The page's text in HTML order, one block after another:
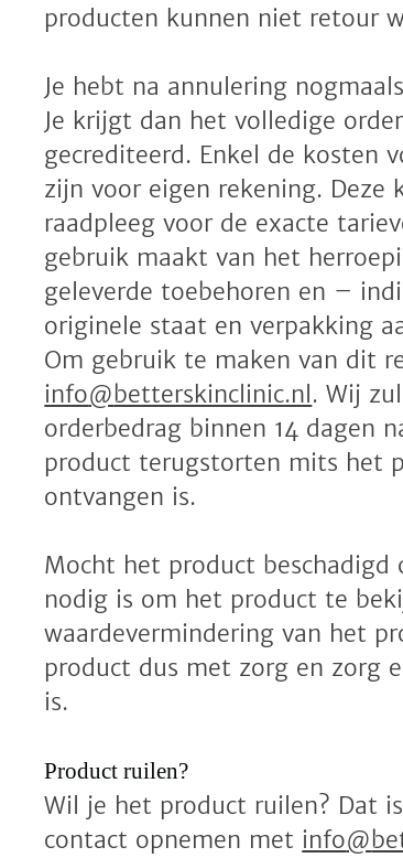
producten kunnen niet retour
Je hebt na annulering
Je krijgt dan het volledige
gecrediteerd. Enkel de kosten
zijn voor eigen rekening. Deze
raadpleeg voor de exacte
gebruik maakt van het
geleverde toebehoren en –
originele staat en verpakking
Om gebruik te maken van dit
info@betterskinclinic.nl . Wij
orderbedrag binnen 14 dagen
product terugstorten mits het
ontvangen is.
Mocht het product beschadigd
nodig is om het product te
waardevermindering van het
product dus met zorg en zorg
is.
Product ruilen?
Wil je het product ruilen? Dat
contact opnemen met info@